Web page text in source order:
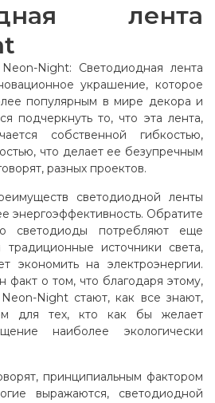
лента
Night: Светодиодная лента
украшение, которое
популярным в мире декора и
подчеркнуть то, что эта лента,
собственной гибкостью,
что делает ее безупречным
разных проектов.
светодиодной ленты
энергоэффективность. Обратите
светодиоды потребляют еще
источники света,
экономить на электроэнергии.
факт о том, что благодаря этому,
Night стают, как все знают,
для тех, кто как бы желает
наиболее экологически
принципиальным фактором
выражаются, светодиодной